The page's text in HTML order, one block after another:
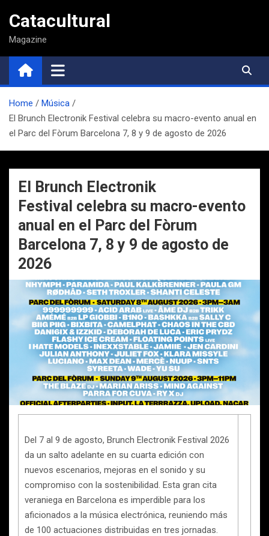
contenido
Catacultural
Magazine
Home
Música
El Brunch Electronik Festival celebra su macro-evento anual en
el Parc del Fòrum Barcelona 7, 8 y 9 de agosto de 2026
El Brunch Electronik
Festival celebra su macro-evento
anual en el Parc del Fòrum
Barcelona 7, 8 y 9 de agosto de
2026
Del 7 al 9 de agosto, Brunch Electronik Festival 2026
da un salto adelante en su cuarta edición con
nuevos escenarios, mejoras en el sonido y su
compromiso con la sostenibilidad. Esta gran cita
veraniega en Barcelona es imperdible para los
aficionados a la música electrónica, reuniendo más
de 100 actuaciones distribuidas en tres jornadas.